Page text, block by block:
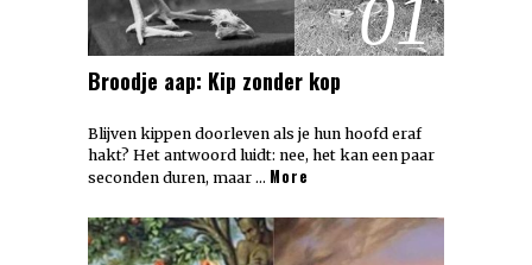
01
Broodje aap: Kip zonder kop
Blijven kippen doorleven als je hun hoofd eraf
hakt? Het antwoord luidt: nee, het kan een paar
seconden duren, maar … More